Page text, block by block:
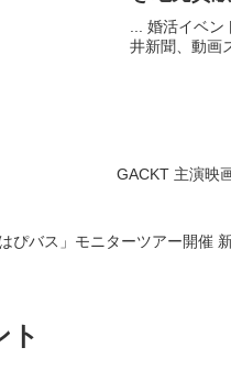
... 婚活イベ
井新聞、動画
GACKT 主演映
はぴバス」モニターツアー開催
ト